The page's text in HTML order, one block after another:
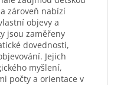
zároveň nabízí
objevy a
jsou zaměřeny
dovednosti,
Jejich
myšlení,
počty a orientace v